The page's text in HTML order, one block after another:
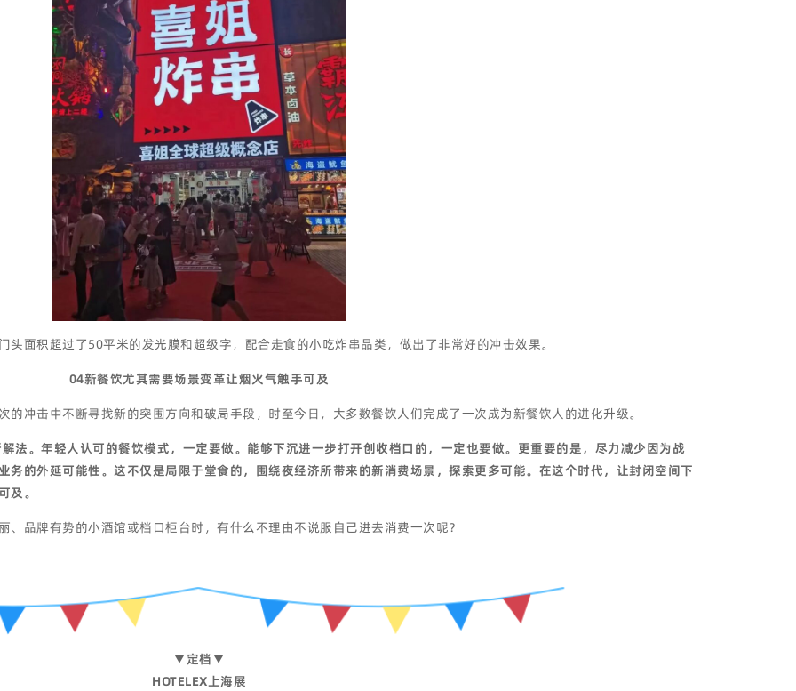
面积超过了50平米的发光膜和超级字，配合走食的小吃炸串品类，做出了非常好的冲击效果。
04新餐饮尤其需要场景变革让烟火气触手可及
冲击中不断寻找新的突围方向和破局手段，时至今日，大多数餐饮人们完成了一次成为新餐饮人的进化升级。
法。年轻人认可的餐饮模式，一定要做。能够下沉进一步打开创收档口的，一定也要做。更重要的是，尽力减少因为战
的外延可能性。这不仅是局限于堂食的，围绕夜经济所带来的新消费场景，探索更多可能。在这个时代，让封闭空间下
及。
品牌有势的小酒馆或档口柜台时，有什么不理由不说服自己进去消费一次呢？
▼定档▼
HOTELEX上海展